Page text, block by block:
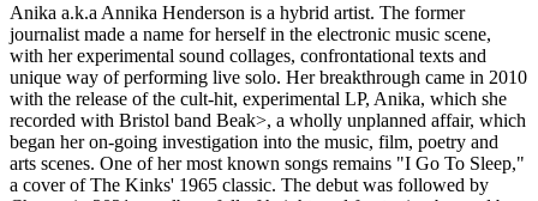
Anika a.k.a Annika Henderson is a hybrid artist. The former
journalist made a name for herself in the electronic music scene,
with her experimental sound collages, confrontational texts and
unique way of performing live solo. Her breakthrough came in 2010
with the release of the cult-hit, experimental LP, Anika, which she
recorded with Bristol band Beak>, a wholly unplanned affair, which
began her on-going investigation into the music, film, poetry and
arts scenes. One of her most known songs remains "I Go To Sleep,"
a cover of The Kinks' 1965 classic. The debut was followed by